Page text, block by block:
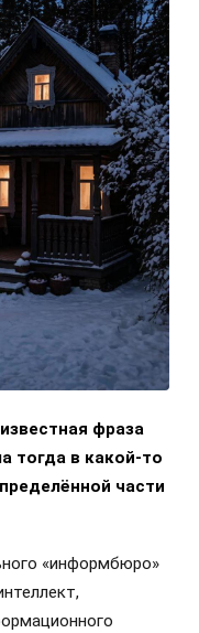
фраза
тогда в какой-то
части
«информбюро»